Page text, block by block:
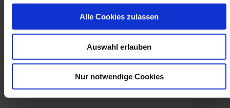
Alle Cookies zulassen
Auswahl erlauben
Nur notwendige Cookies